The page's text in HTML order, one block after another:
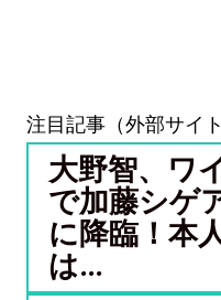
注目記事（外部サイト
大野智、ワ
で加藤シゲ
に降臨！本
は...